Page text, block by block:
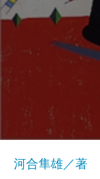
河合隼雄／著